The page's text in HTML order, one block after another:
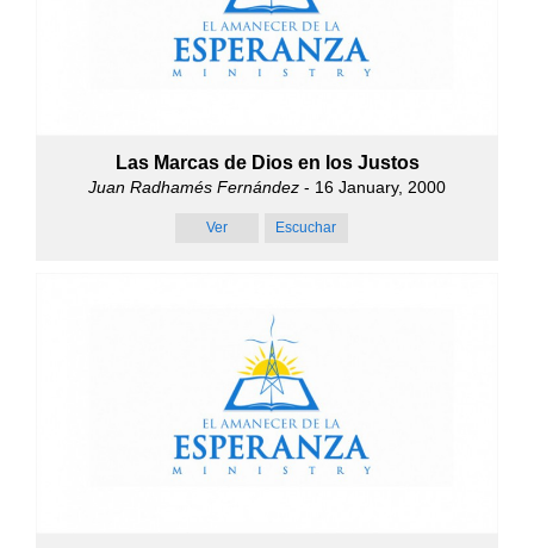
Las Marcas de Dios en los Justos
Juan Radhamés Fernández - 16 January, 2000
Ver Escuchar